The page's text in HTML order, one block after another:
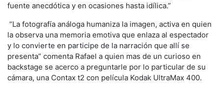
fuente anecdótica y en ocasiones hasta idílica.”
“La fotografía análoga humaniza la imagen, activa en quien
la observa una memoria emotiva que enlaza al espectador
y lo convierte en participe de la narración que allí se
presenta” comenta Rafael a quien mas de un curioso en
backstage se acerco a preguntarle por lo particular de su
cámara, una Contax t2 con película Kodak UltraMax 400.